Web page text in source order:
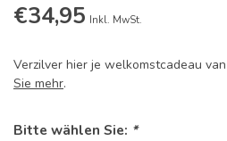
€34,95 Inkl. MwSt.
Verzilver hier je welkomstcadeau
Sie mehr.
Bitte wählen Sie: *